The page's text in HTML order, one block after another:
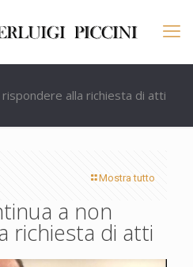
rispondere alla richiesta di atti
Mostra tutto
a non
richiesta di atti